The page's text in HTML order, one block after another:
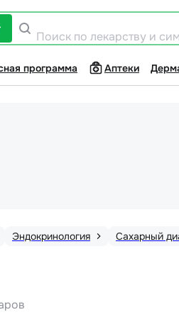
Поиск по лекарству и
программа Аптеки
Эндокринология Сахарный